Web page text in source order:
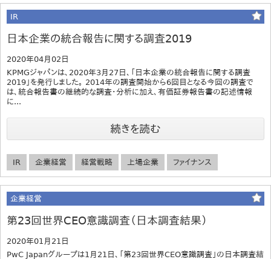
IR
日本企業の統合報告に関する調査2019
2020年04月02日
KPMGジャパンは、2020年3月27日、「日本企業の統合報告に関する調査
2019」を発行しました。 2014年の調査開始から6回目となる今回の調査で
は、統合報告書の継続的な調査・分析に加え、有価証券報告書の記述情報
に...
続きを読む
IR 企業経営 経営戦略 上場企業 ファイナンス
企業経営
第23回世界CEO意識調査（日本調査結果）
2020年01月21日
PwC Japanグループは1月21日、「第23回世界CEO意識調査」の日本調査結